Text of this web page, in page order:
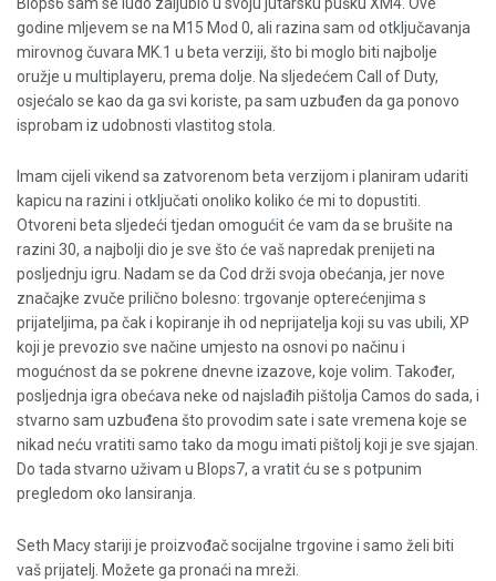
godine mljevem se na M15 Mod 0, ali razina sam od otključavanja
mirovnog čuvara MK.1 u beta verziji, što bi moglo biti najbolje
oružje u multiplayeru, prema dolje. Na sljedećem Call of Duty,
osjećalo se kao da ga svi koriste, pa sam uzbuđen da ga ponovo
isprobam iz udobnosti vlastitog stola.
Imam cijeli vikend sa zatvorenom beta verzijom i planiram udariti
kapicu na razini i otključati onoliko koliko će mi to dopustiti.
Otvoreni beta sljedeći tjedan omogućit će vam da se brušite na
razini 30, a najbolji dio je sve što će vaš napredak prenijeti na
posljednju igru. Nadam se da Cod drži svoja obećanja, jer nove
značajke zvuče prilično bolesno: trgovanje opterećenjima s
prijateljima, pa čak i kopiranje ih od neprijatelja koji su vas ubili, XP
koji je prevozio sve načine umjesto na osnovi po načinu i
mogućnost da se pokrene dnevne izazove, koje volim. Također,
posljednja igra obećava neke od najslađih pištolja Camos do sada, i
stvarno sam uzbuđena što provodim sate i sate vremena koje se
nikad neću vratiti samo tako da mogu imati pištolj koji je sve sjajan.
Do tada stvarno uživam u Blops7, a vratit ću se s potpunim
pregledom oko lansiranja.
Seth Macy stariji je proizvođač socijalne trgovine i samo želi biti
vaš prijatelj. Možete ga pronaći na mreži.